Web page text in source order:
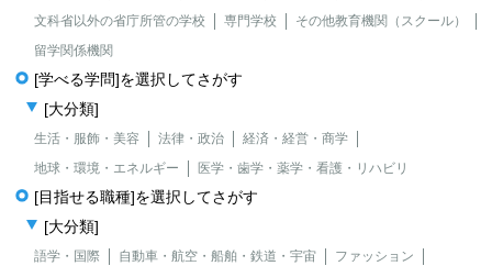
文科省以外の省庁所管の学校
専門学校
その他教育機関（スクール）
留学関係機関
[学べる学問]を選択してさがす
[大分類]
生活・服飾・美容 法律・政治
経済・経営・商学
地球・環境・エネルギー
医学・歯学・薬学・看護・リハビリ
[目指せる職種]を選択してさがす
[大分類]
語学・国際 自動車・航空・船舶・鉄道・宇宙
ファッション